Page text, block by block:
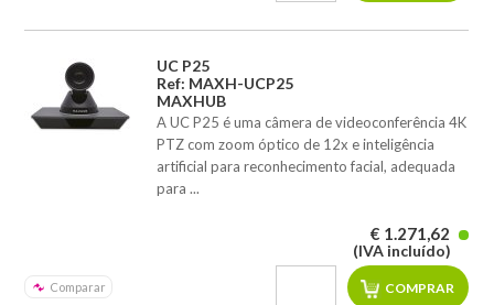
UC P25
Ref: MAXH-UCP25
MAXHUB
A UC P25 é uma câmera de videoconferência 4K
PTZ com zoom óptico de 12x e inteligência
artificial para reconhecimento facial, adequada
para ...
Comparar
€ 1.271,62
(IVA incluído)